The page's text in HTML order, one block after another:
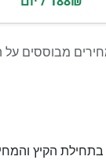
הקיץ